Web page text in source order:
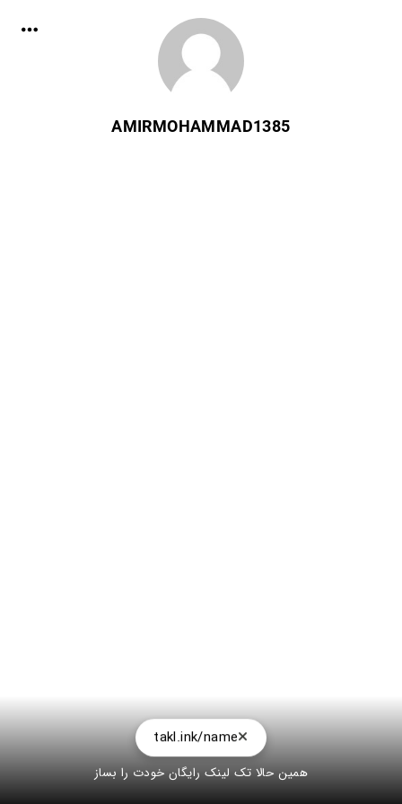
AMIRMOHAMMAD1385
takl.ink/name
همین حالا تک لینک رایگان خودت را بساز